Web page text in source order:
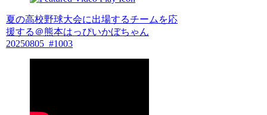
夏の高校野球大会に出場するチームを応
援する＠熊本はっぴいかぼちゃん
20250805_#1003